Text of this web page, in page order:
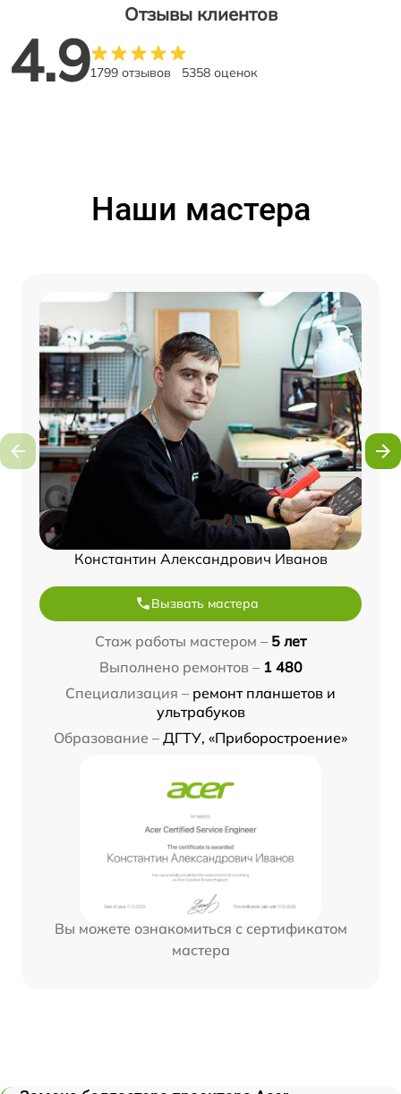
Отзывы клиентов
4.91799 отзывов 5358 оценок
Наши мастера
Константин Александрович Иванов
Вызвать мастера
Стаж работы мастером – 5 лет
Выполнено ремонтов – 1 480
Специализация – ремонт планшетов и
ультрабуков
Образование – ДГТУ, «Приборостроение»
Вы можете ознакомиться с сертификатом
мастера